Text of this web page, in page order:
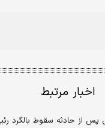
اخبار مرتبط
پس از حادثه‌ سقوط بالگرد